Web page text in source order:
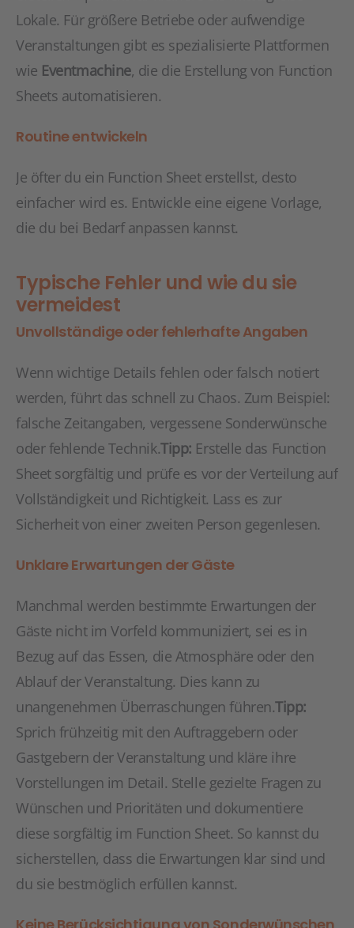
Lokale. Für größere Betriebe oder aufwendige
Veranstaltungen gibt es spezialisierte Plattformen
wie Eventmachine, die die Erstellung von Function
Sheets automatisieren.
Routine entwickeln
Je öfter du ein Function Sheet erstellst, desto
einfacher wird es. Entwickle eine eigene Vorlage,
die du bei Bedarf anpassen kannst.
Typische Fehler und wie du sie
vermeidest
Unvollständige oder fehlerhafte Angaben
Wenn wichtige Details fehlen oder falsch notiert
werden, führt das schnell zu Chaos. Zum Beispiel:
falsche Zeitangaben, vergessene Sonderwünsche
oder fehlende Technik.Tipp: Erstelle das Function
Sheet sorgfältig und prüfe es vor der Verteilung auf
Vollständigkeit und Richtigkeit. Lass es zur
Sicherheit von einer zweiten Person gegenlesen.
Unklare Erwartungen der Gäste
Manchmal werden bestimmte Erwartungen der
Gäste nicht im Vorfeld kommuniziert, sei es in
Bezug auf das Essen, die Atmosphäre oder den
Ablauf der Veranstaltung. Dies kann zu
unangenehmen Überraschungen führen.Tipp:
Sprich frühzeitig mit den Auftraggebern oder
Gastgebern der Veranstaltung und kläre ihre
Vorstellungen im Detail. Stelle gezielte Fragen zu
Wünschen und Prioritäten und dokumentiere
diese sorgfältig im Function Sheet. So kannst du
sicherstellen, dass die Erwartungen klar sind und
du sie bestmöglich erfüllen kannst.